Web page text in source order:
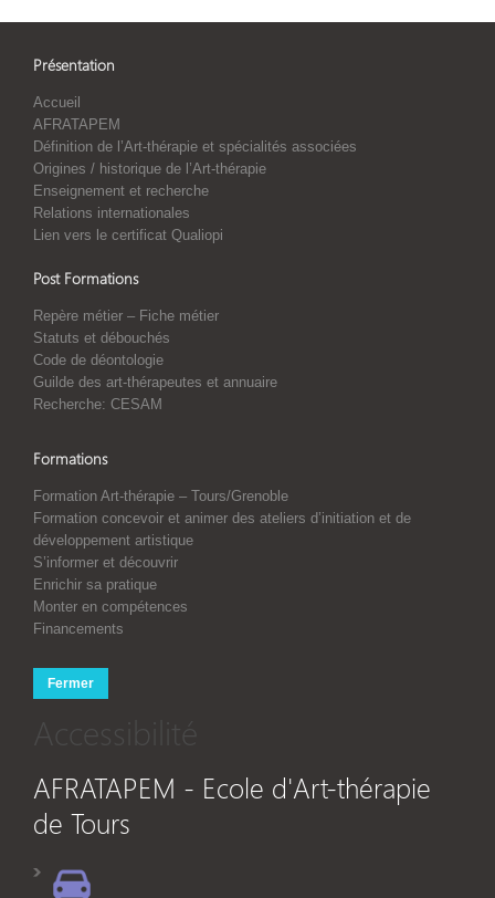
Présentation
Accueil
AFRATAPEM
Définition de l’Art-thérapie et spécialités associées
Origines / historique de l’Art-thérapie
Enseignement et recherche
Relations internationales
Lien vers le certificat Qualiopi
Post Formations
Repère métier – Fiche métier
Statuts et débouchés
Code de déontologie
Guilde des art-thérapeutes et annuaire
Recherche: CESAM
Formations
Formation Art-thérapie – Tours/Grenoble
Formation concevoir et animer des ateliers d’initiation et de
développement artistique
S’informer et découvrir
Enrichir sa pratique
Monter en compétences
Financements
Fermer
Accessibilité
AFRATAPEM - Ecole d'Art-thérapie
de Tours